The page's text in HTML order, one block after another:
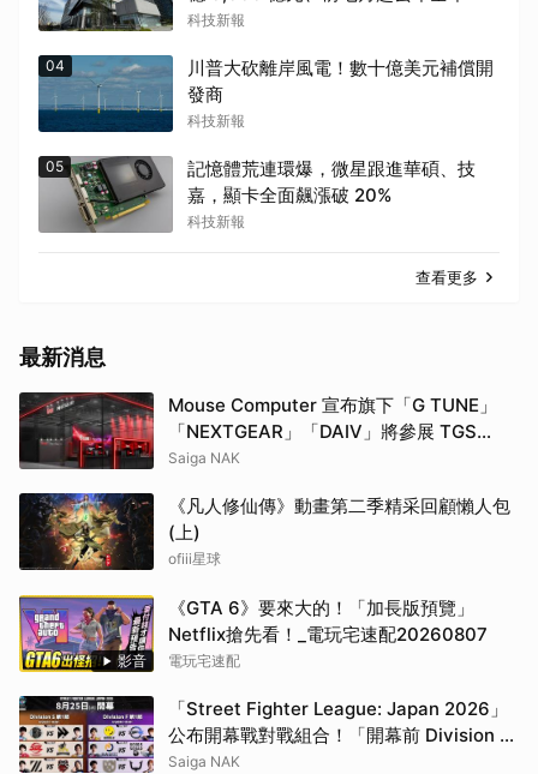
科技新報
04
川普大砍離岸風電！數十億美元補償開
發商
科技新報
05
記憶體荒連環爆，微星跟進華碩、技
嘉，顯卡全面飆漲破 20%
科技新報
查看更多
最新消息
Mouse Computer 宣布旗下「G TUNE」
「NEXTGEAR」「DAIV」將參展 TGS
2026！同步推出參展紀念機種「G TUNE
Saiga NAK
《凡人修仙傳》動畫第二季精采回顧懶人包
(上)
ofiii星球
影音
《GTA 6》要來大的！「加長版預覽」
Netflix搶先看！_電玩宅速配20260807
電玩宅速配
「Street Fighter League: Japan 2026」
公布開幕戰對戰組合！「開幕前 Division 對
抗賽」確定推出「搶先看直播」
Saiga NAK